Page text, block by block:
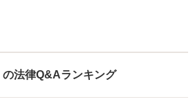
イスを心がけています。
法律Q&Aランキング